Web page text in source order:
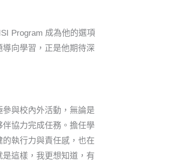
Program 成為他的選項
向學習，正是他期待深
與校內外活動，無論是
協力完成任務。擔任學
執行力與責任感，也在
這樣，我更想知道，有